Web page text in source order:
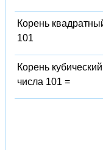
Корень
101
Корень
числа 101 =